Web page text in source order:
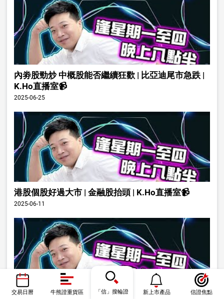
內劵股勁炒 中概股能否繼續狂歡 | 比亞迪尾市急跌 |
K.Ho直播室📹
2025-06-25
港股個股好過大市 | 金融股抬頭 | K.Ho直播室📹
2025-06-11
交易日曆 牛熊證重貨區 「信」搜輪證 新上市產品 信證焦點